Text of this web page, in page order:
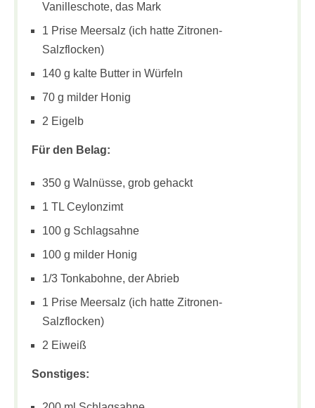
Vanilleschote, das Mark
1 Prise Meersalz (ich hatte Zitronen-
Salzflocken)
140 g kalte Butter in Würfeln
70 g milder Honig
2 Eigelb
Für den Belag:
350 g Walnüsse, grob gehackt
1 TL Ceylonzimt
100 g Schlagsahne
100 g milder Honig
1/3 Tonkabohne, der Abrieb
1 Prise Meersalz (ich hatte Zitronen-
Salzflocken)
2 Eiweiß
Sonstiges: